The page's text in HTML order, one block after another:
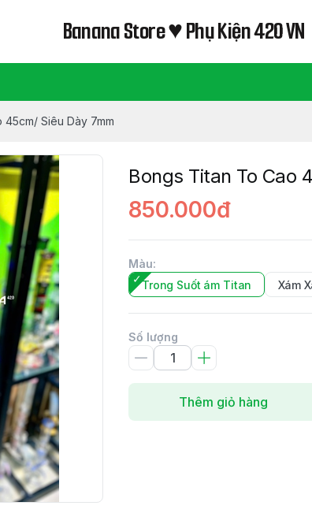
Banana Store ♥ Phụ Kiện 420 VN
Siêu Dày 7mm
Bongs Titan To Cao
850.000đ
Màu:
Trong Suốt ám Titan
Xám
Số lượng
Thêm giỏ hàng